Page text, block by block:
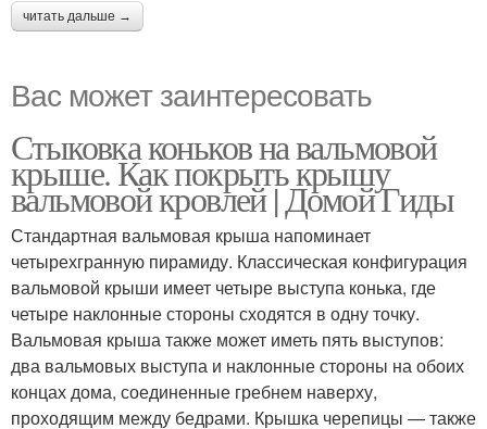
читать дальше →
Вас может заинтересовать
Стыковка коньков на вальмовой
крыше. Как покрыть крышу
вальмовой кровлей | Домой Гиды
Стандартная вальмовая крыша напоминает
четырехгранную пирамиду. Классическая конфигурация
вальмовой крыши имеет четыре выступа конька, где
четыре наклонные стороны сходятся в одну точку.
Вальмовая крыша также может иметь пять выступов:
два вальмовых выступа и наклонные стороны на обоих
концах дома, соединенные гребнем наверху,
проходящим между бедрами. Крышка черепицы — также